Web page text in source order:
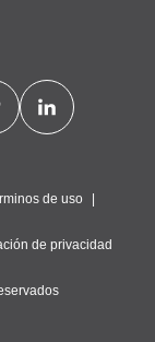
de uso
de privacidad